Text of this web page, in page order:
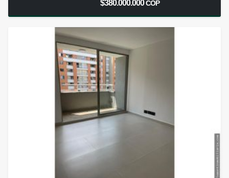
$380.000.000COP